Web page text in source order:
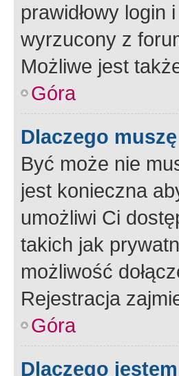
prawidłowy login
wyrzucony z
Możliwe jest
Góra
Dlaczego
Być może nie
jest konieczna
umożliwi Ci
takich jak
możliwość
Rejestracja
Góra
Dlaczego